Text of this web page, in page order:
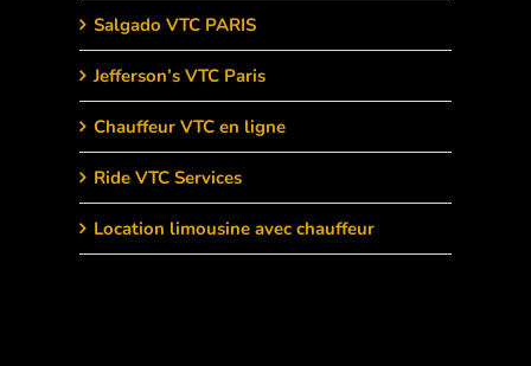
Salgado VTC PARIS
Jefferson’s VTC Paris
Chauffeur VTC en ligne
Ride VTC Services
Location limousine avec chauffeur